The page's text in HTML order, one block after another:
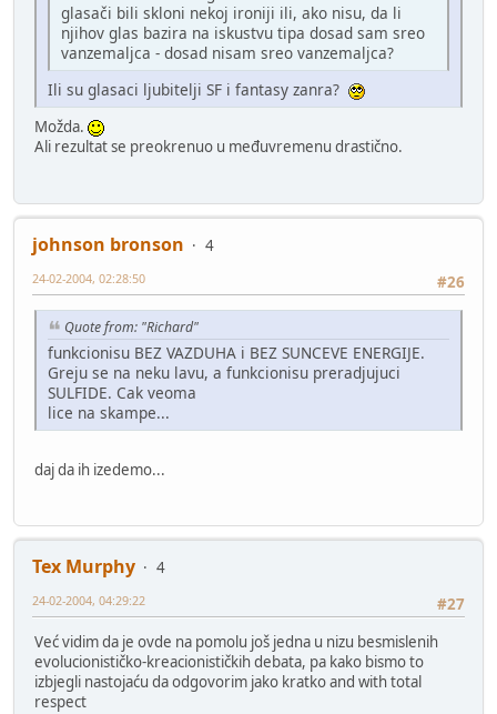
glasači bili skloni nekoj ironiji ili, ako nisu, da li
njihov glas bazira na iskustvu tipa dosad sam sreo
vanzemaljca - dosad nisam sreo vanzemaljca?
Ili su glasaci ljubitelji SF i fantasy zanra?
Možda.
Ali rezultat se preokrenuo u međuvremenu drastično.
johnson bronson
4
#26
24-02-2004, 02:28:50
Quote from: "Richard"
funkcionisu BEZ VAZDUHA i BEZ SUNCEVE ENERGIJE.
Greju se na neku lavu, a funkcionisu preradjujuci
SULFIDE. Cak veoma
lice na skampe...
daj da ih izedemo...
Tex Murphy
4
#27
24-02-2004, 04:29:22
Već vidim da je ovde na pomolu još jedna u nizu besmislenih
evolucionističko-kreacionističkih debata, pa kako bismo to
izbjegli nastojaću da odgovorim jako kratko and with total
respect